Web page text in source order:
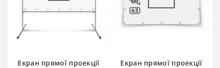
Екран прямої проекції
Екран прямої проекції